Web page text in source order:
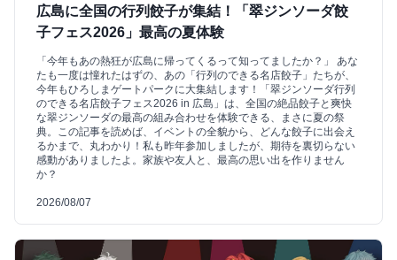
広島に全国の行列餃子が集結！「翠ジンソーダ餃
子フェス2026」最高の夏体験
「今年もあの熱狂が広島に帰ってくるって知ってましたか？」 あな
たも一度は憧れたはずの、あの「行列のできる名店餃子」たちが、
今年もひろしまゲートパークに大集結します！「翠ジンソーダ行列
のできる名店餃子フェス2026 in 広島」は、全国の絶品餃子と爽快
な翠ジンソーダの最高の組み合わせを体験できる、まさに夏の祭
典。この記事を読めば、イベントの全貌から、どんな餃子に出会え
るかまで、丸わかり！私も昨年参加しましたが、期待を裏切らない
感動がありましたよ。家族や友人と、最高の思い出を作りません
か？
2026/08/07